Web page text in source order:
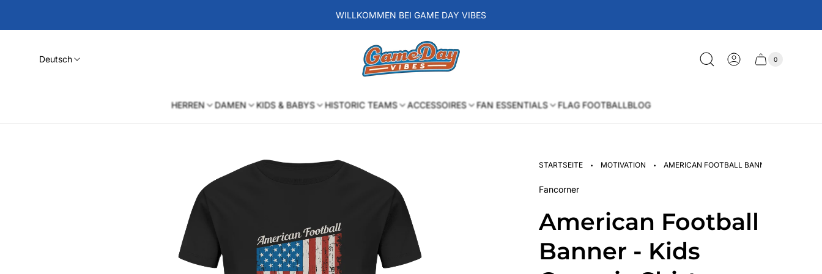
WILLKOMMEN BEI GAME DAY VIBES
Deutsch
Laden-
Logo
Schublade
Anzahl
0
HERREN DAMEN KIDS & BABYS HISTORIC TEAMS ACCESSOIRES FAN ESSENTIALS FLAG FOOTBALLBLOG
STARTSEITE · MOTIVATION · AMERICAN FOOTBALL BANNER - KIDS
Fancorner
American Football
Banner - Kids